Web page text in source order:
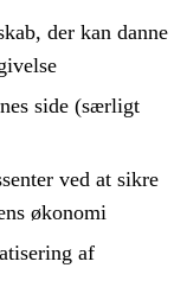
der kan danne
side (særligt
ved at sikre
økonomi
af